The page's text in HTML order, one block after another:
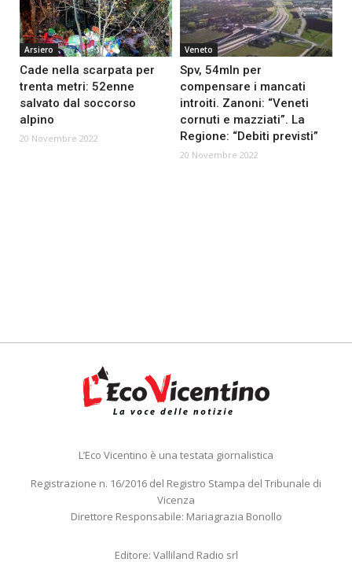
Arsiero
Cade nella scarpata per
trenta metri: 52enne
salvato dal soccorso
alpino
20 Novembre 2022
Veneto
Spv, 54mln per
compensare i mancati
introiti. Zanoni: “Veneti
cornuti e mazziati”. La
Regione: “Debiti previsti”
20 Novembre 2022
L’Eco Vicentino è una testata giornalistica
Registrazione n. 16/2016 del Registro Stampa del Tribunale di
Vicenza
Direttore Responsabile: Mariagrazia Bonollo
Editore: Valliland Radio srl